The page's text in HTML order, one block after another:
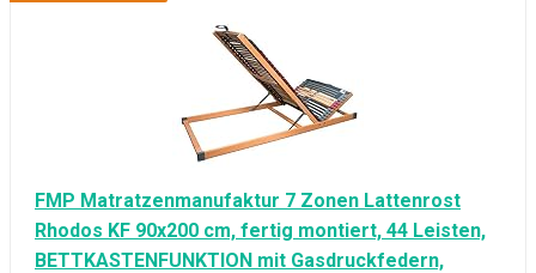
FMP Matratzenmanufaktur 7 Zonen Lattenrost
Rhodos KF 90x200 cm, fertig montiert, 44 Leisten,
BETTKASTENFUNKTION mit Gasdruckfedern,